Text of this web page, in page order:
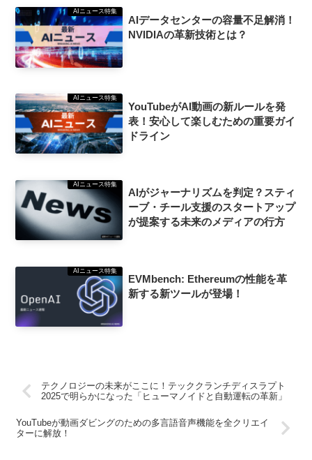
AIニュース特集
AIデータセンターの容量不足解消！
NVIDIAの革新技術とは？
AIニュース特集
YouTubeがAI動画の新ルールを発
表！安心して楽しむための重要ガイ
ドライン
AIニュース特集
AIがジャーナリズムを判定？スティ
ーブ・チール支援のスタートアップ
が提案する未来のメディアの行方
AIニュース特集
EVMbench: Ethereumの性能を革
新する新ツールが登場！
テクノロジーの未来がここに！テッククランチディスラプト
2025で明らかになった「ヒューマノイドと自動運転の革新」
YouTubeが動画ダビングのための多言語音声機能を全クリエイ
ターに解放！